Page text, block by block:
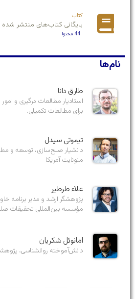
کتاب
بایگانی کتاب‌های منتشر شده
44 محتوا
نام‌ها
طارق دانا
استادیار مطالعات درگیری و
برای مطالعات تکمیلی.
تیموتی سیدل
دانشیار صلح‌سازی، توسعه و
منونایت آمریکا
علاء طرطیر
پژوهشگر ارشد و مدیر برنامه
مؤسسه بین‌المللی تحقیقات
امانوئل شکریان
دانش‌آموخته روانشناسی،